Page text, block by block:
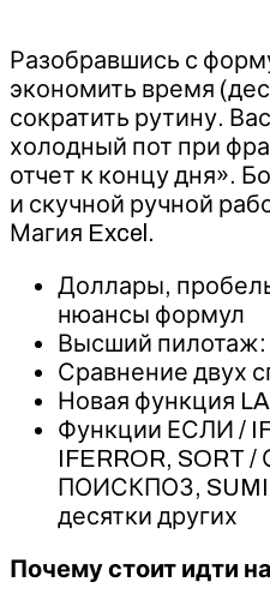
Разобравшись с
экономить время
сократить рутину.
холодный пот при
отчет к концу дня».
и скучной ручной
Магия Excel.
Доллары,
нюансы формул
Высший
Сравнение двух
Новая функция
Функции ЕСЛИ /
IFERROR, SORT
ПОИСКПОЗ,
десятки других
Почему стоит идти